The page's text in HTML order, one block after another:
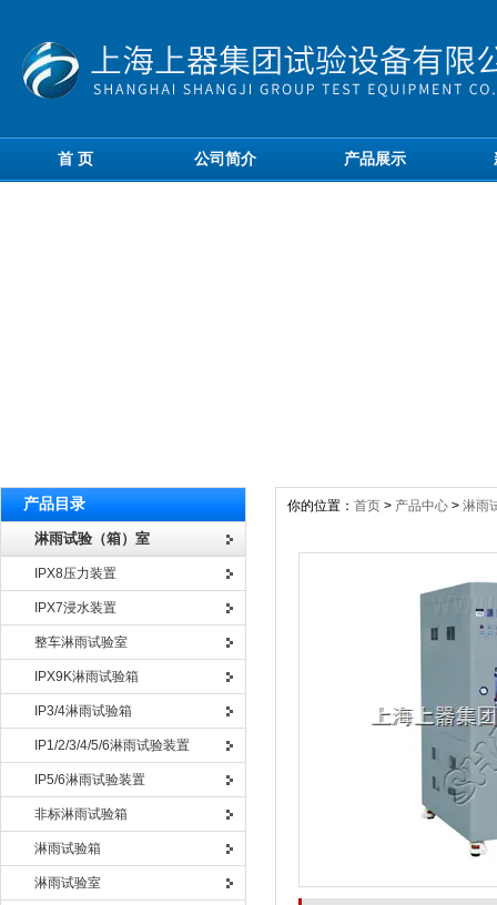
首 页 公司简介 产品展示
产品目录
淋雨试验（箱）室
IPX8压力装置
IPX7浸水装置
整车淋雨试验室
IPX9K淋雨试验箱
IP3/4淋雨试验箱
IP1/2/3/4/5/6淋雨试验装置
IP5/6淋雨试验装置
非标淋雨试验箱
淋雨试验箱
淋雨试验室
你的位置： 首页 > 产品中心 > 淋雨